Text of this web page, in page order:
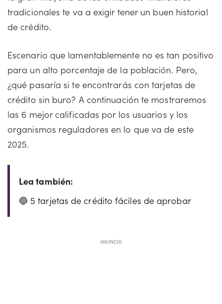
tradicionales te va a exigir tener un buen historial
de crédito.
Escenario que lamentablemente no es tan positivo
para un alto porcentaje de la población. Pero,
¿qué pasaría si te encontrarás con tarjetas de
crédito sin buro? A continuación te mostraremos
las 6 mejor calificadas por los usuarios y los
organismos reguladores en lo que va de este
2025.
5 tarjetas de crédito fáciles de aprobar
ANUNCIO